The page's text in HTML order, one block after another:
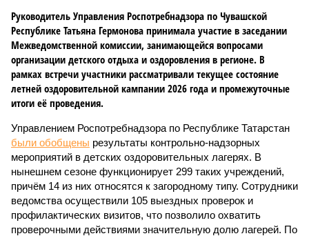
Руководитель Управления Роспотребнадзора по Чувашской
Республике Татьяна Гермонова принимала участие в заседании
Межведомственной комиссии, занимающейся вопросами
организации детского отдыха и оздоровления в регионе. В
рамках встречи участники рассматривали текущее состояние
летней оздоровительной кампании 2026 года и промежуточные
итоги её проведения.
Управлением Роспотребнадзора по Республике Татарстан
были обобщены результаты контрольно-надзорных
мероприятий в детских оздоровительных лагерях. В
нынешнем сезоне функционирует 299 таких учреждений,
причём 14 из них относятся к загородному типу. Сотрудники
ведомства осуществили 105 выездных проверок и
профилактических визитов, что позволило охватить
проверочными действиями значительную долю лагерей. По